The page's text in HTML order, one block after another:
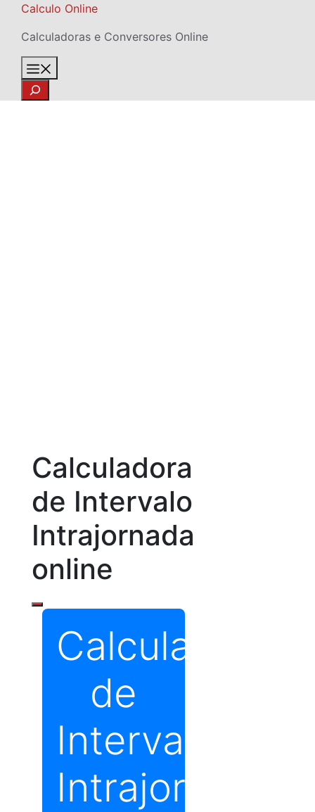
Skip
content
Calculo Online
Calculadoras e Conversores Online
Search
Calculadora
de Intervalo
Intrajornada
online
Calculadora
de
Intervalo
Intrajornada